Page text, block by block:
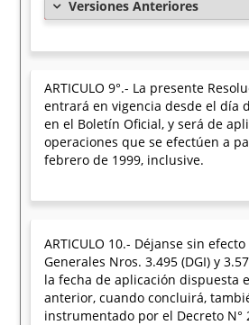
Versiones Anteriores
ARTICULO 9°.- La presente
entrará en vigencia desde el día
en el Boletín Oficial, y será de
operaciones que se efectúen a
febrero de 1999, inclusive.
ARTICULO 10.- Déjanse sin
Generales Nros. 3.495 (DGI) y
la fecha de aplicación dispuesta
anterior, cuando concluirá,
instrumentado por el Decreto N°